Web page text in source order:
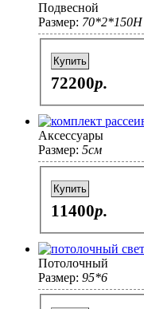
Подвесной
Размер: 70*2*150H
Купить
72200p.
Аксессуары
Размер: 5см
Купить
11400p.
Потолочный
Размер: 95*6